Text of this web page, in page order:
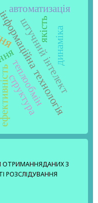
технологія
ефективністьштучний інтелект
теплообмін
структура
якість динаміка
автоматизація
ОТРИМАННЯДАНИХ З
РОЗСЛІДУВАННЯ